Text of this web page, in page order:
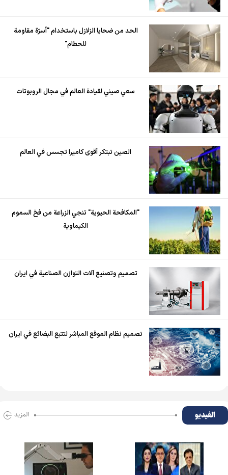
الحد من ضحايا الزلازل باستخدام "أسرّة مقاومة
للحطام"
سعي صيني لقيادة العالم في مجال الروبوتات
الصين تبتكر أقوى كاميرا تجسس في العالم
"المكافحة الحيوية" تنجي الزراعة من فخ السموم
الكيماوية
تصميم وتصنيع آلات التوازن الصناعية في ايران
تصميم نظام الموقع المباشر لتتبع البضائع في ايران
الفیدیو المزید